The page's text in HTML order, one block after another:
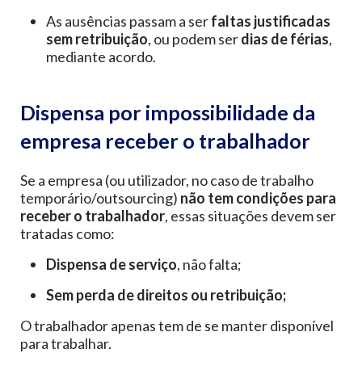
As ausências passam a serfaltas justificadas
sem retribuição, ou podem serdias de férias,
mediante acordo.
Dispensa por impossibilidade da
empresa receber o trabalhador
Se a empresa (ou utilizador, no caso de trabalho
temporário/outsourcing) não tem condições para
receber o trabalhador, essas situações devem ser
tratadas como:
Dispensa de serviço, não falta;
Sem perda de direitos ou retribuição;
O trabalhador apenas tem de se manter disponível
para trabalhar.